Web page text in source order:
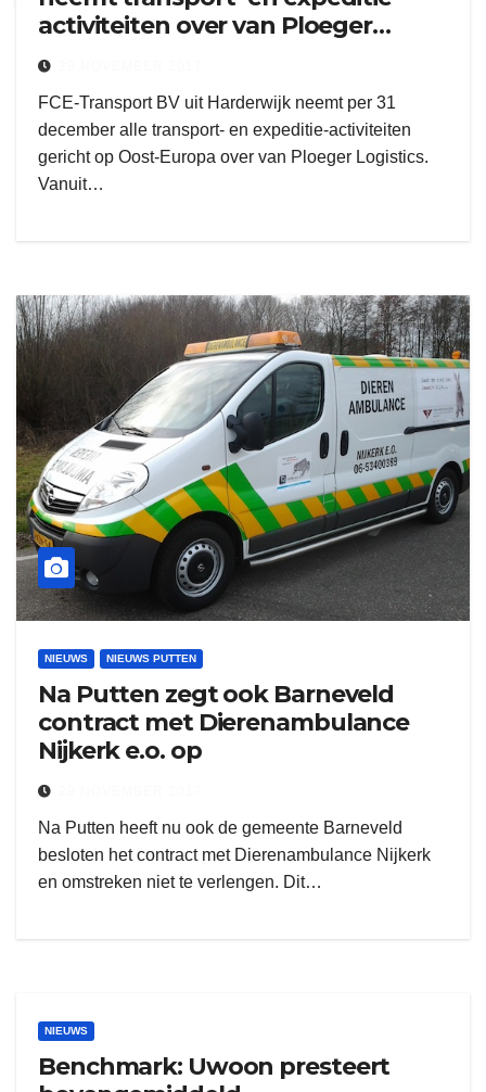
activiteiten over van Ploeger
Logistics
FCE-Transport BV uit Harderwijk neemt per 31
december alle transport- en expeditie-activiteiten
gericht op Oost-Europa over van Ploeger Logistics.
Vanuit…
NIEUWS NIEUWS PUTTEN
Na Putten zegt ook Barneveld
contract met Dierenambulance
Nijkerk e.o. op
Na Putten heeft nu ook de gemeente Barneveld
besloten het contract met Dierenambulance Nijkerk
en omstreken niet te verlengen. Dit…
NIEUWS
Benchmark: Uwoon presteert